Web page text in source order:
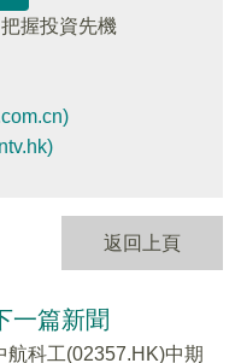
握投資先機
返回上頁
一篇新聞
航科工(02357.HK)中期